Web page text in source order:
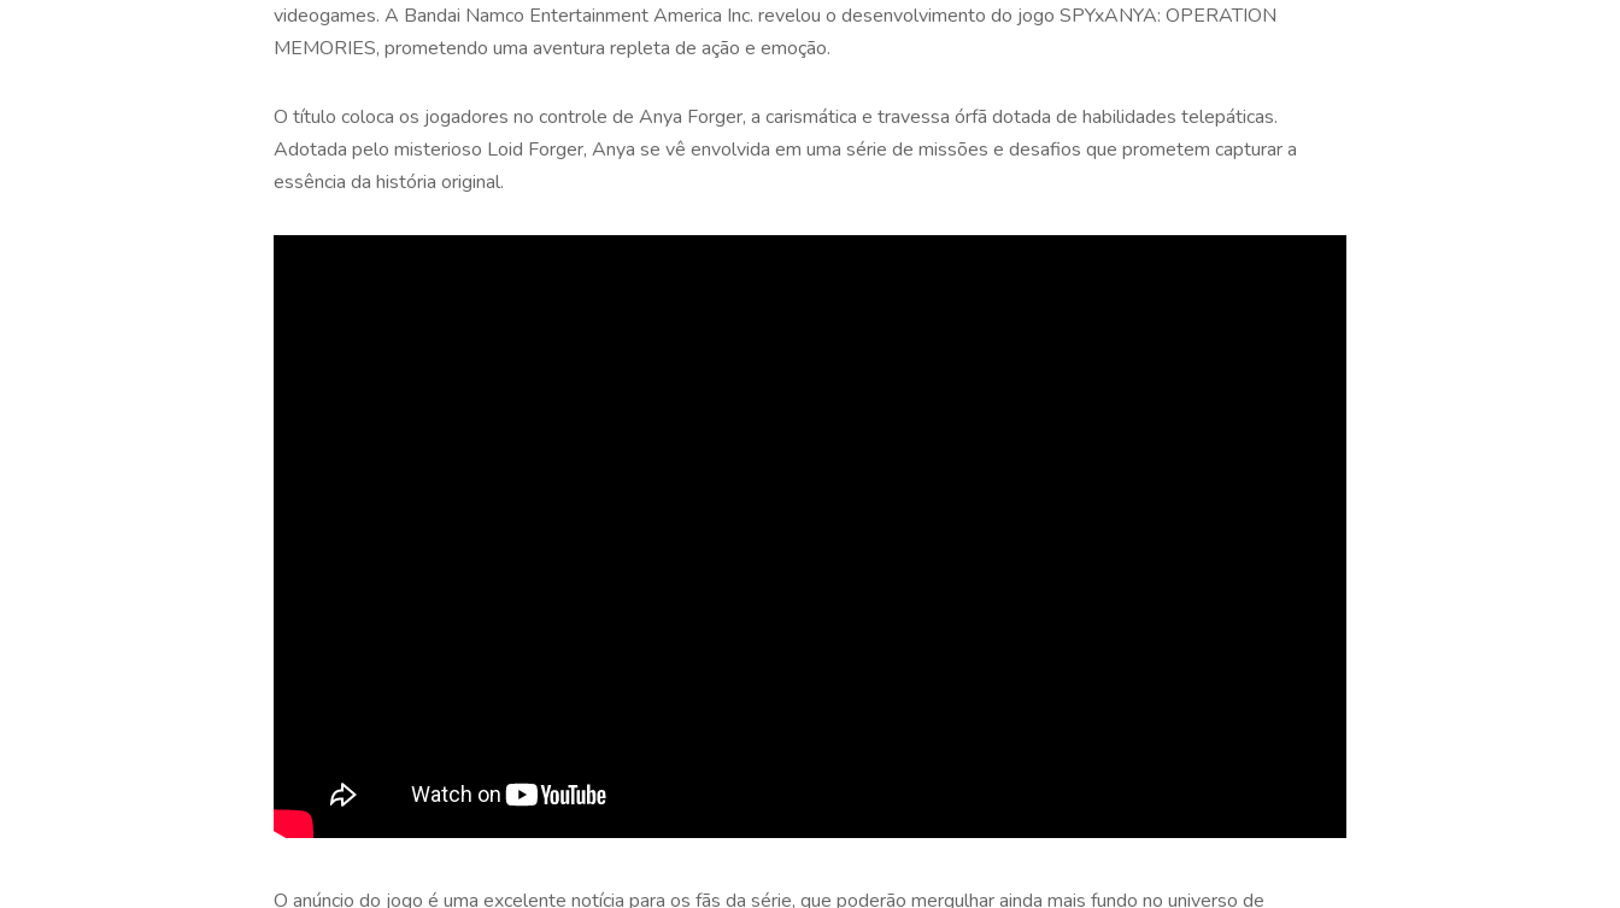
videogames. A Bandai Namco Entertainment America Inc. revelou o desenvolvimento do jogo SPYxANYA: OPERATION
MEMORIES, prometendo uma aventura repleta de ação e emoção.
O título coloca os jogadores no controle de Anya Forger, a carismática e travessa órfã dotada de habilidades telepáticas.
Adotada pelo misterioso Loid Forger, Anya se vê envolvida em uma série de missões e desafios que prometem capturar a
essência da história original.
O anúncio do jogo é uma excelente notícia para os fãs da série, que poderão mergulhar ainda mais fundo no universo de